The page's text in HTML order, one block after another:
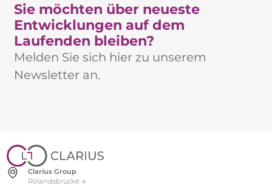
Sie möchten über neueste
Entwicklungen auf dem
Laufenden bleiben?​
Melden Sie sich hier zu unserem
Newsletter an.
Clarius Group
Rolandsbrücke 4